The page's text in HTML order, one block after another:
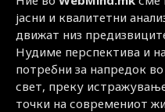
јасни и квалитетни
движат низ
Нудиме перспектива и
потребни за напредок
свет, преку
точки на современиот